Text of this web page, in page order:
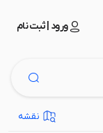
ورود | ثبت نام
نقشه